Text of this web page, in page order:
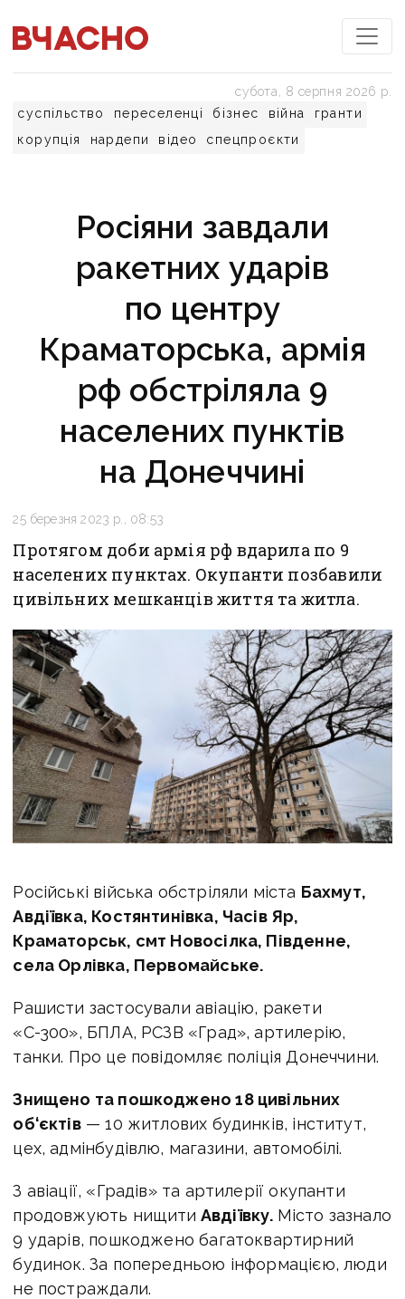
суспільство переселенці бізнес війна
гранти
корупція
нардепи відео спецпроєкти
субота, 8 серпня 2026 р.
Росіяни завдали
ракетних ударів
по центру
Краматорська, армія
рф обстріляла 9
населених пунктів
на Донеччині
25 березня 2023 р., 08:53
Протягом доби армія рф вдарила по 9
населених пунктах. Окупанти позбавили
цивільних мешканців життя та житла.
Російські війська обстріляли міста Бахмут,
Авдіївка, Костянтинівка, Часів Яр,
Краматорськ, смт Новосілка, Південне,
села Орлівка, Первомайське.
Рашисти застосували авіацію, ракети
«С-300», БПЛА, РСЗВ «Град», артилерію,
танки. Про це повідомляє поліція Донеччини.
Знищено та пошкоджено 18 цивільних
об‘єктів— 10 житлових будинків, інститут,
цех, адмінбудівлю, магазини, автомобілі.
З авіації, «Градів» та артилерії окупанти
продовжують нищити Авдіївку. Місто зазнало
9 ударів, пошкоджено багатоквартирний
будинок. За попередньою інформацією, люди
не постраждали.